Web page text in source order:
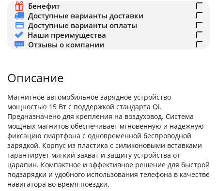
Бенефит
Доступные варианты доставки
Доступные варианты оплаты
Наши преимущества
Отзывы о компании
Описание
Магнитное автомобильное зарядное устройство
мощностью 15 Вт с поддержкой стандарта Qi.
Предназначено для крепления на воздуховод. Система
мощных магнитов обеспечивает мгновенную и надёжную
фиксацию смартфона с одновременной беспроводной
зарядкой. Корпус из пластика с силиконовыми вставками
гарантирует мягкий захват и защиту устройства от
царапин. Компактное и эффективное решение для быстрой
подзарядки и удобного использования телефона в качестве
навигатора во время поездки.